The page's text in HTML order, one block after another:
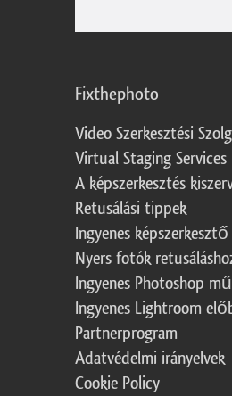
Fixthephoto
Video Szerkesztési
Virtual Staging Services
A képszerkesztés
Retusálási tippek
Ingyenes képszerkesztő
Nyers fotók
Ingyenes Photoshop
Ingyenes Lightroom
Partnerprogram
Adatvédelmi irányelvek
Cookie Policy